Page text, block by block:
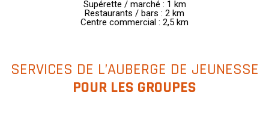
Supérette / marché : 1 km
Restaurants / bars : 2 km
Centre commercial : 2,5 km
SERVICES DE L’AUBERGE DE JEUNESSE
POUR LES GROUPES